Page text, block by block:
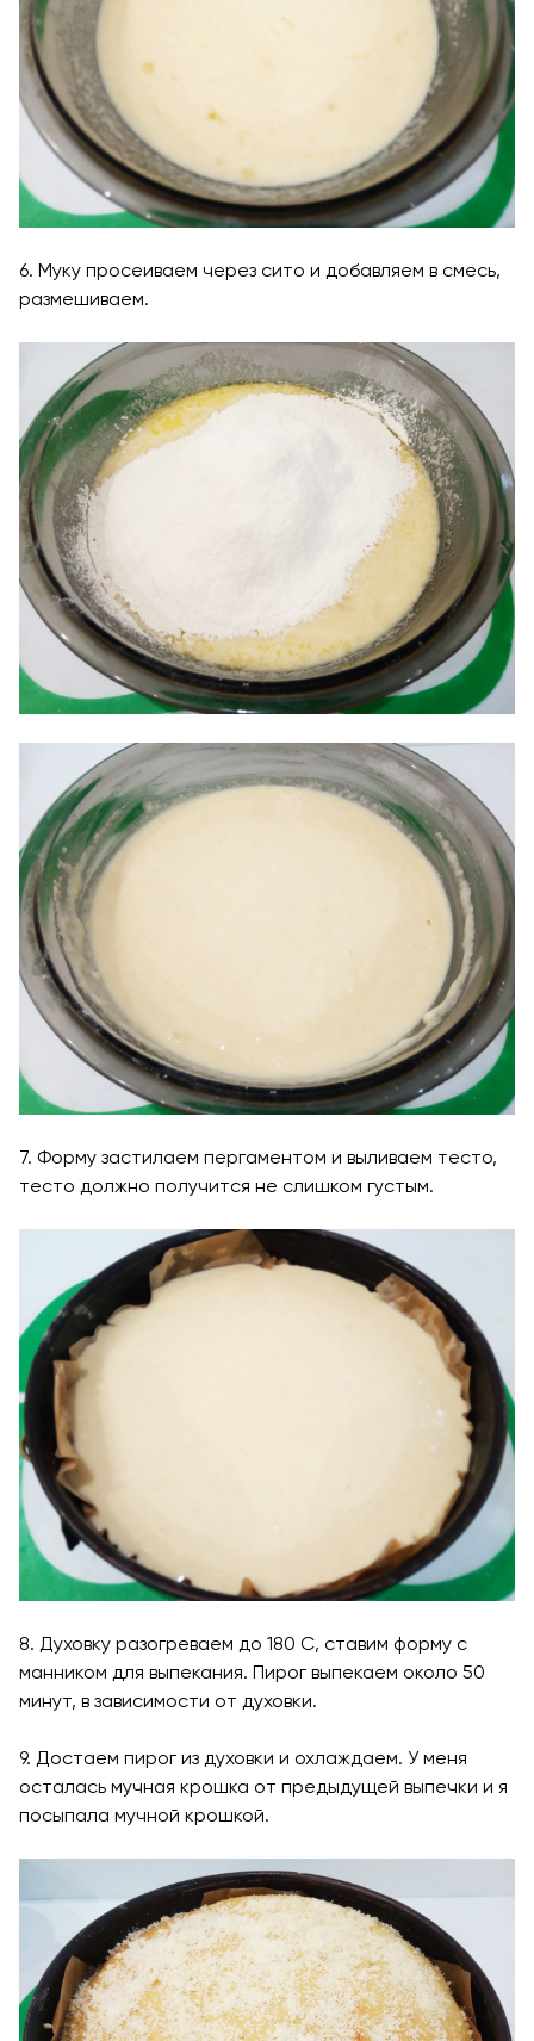
6. Муку просеиваем через сито и добавляем в смесь,
размешиваем.
7. Форму застилаем пергаментом и выливаем тесто,
тесто должно получится не слишком густым.
8. Духовку разогреваем до 180 С, ставим форму с
манником для выпекания. Пирог выпекаем около 50
минут, в зависимости от духовки.
9. Достаем пирог из духовки и охлаждаем. У меня
осталась мучная крошка от предыдущей выпечки и я
посыпала мучной крошкой.